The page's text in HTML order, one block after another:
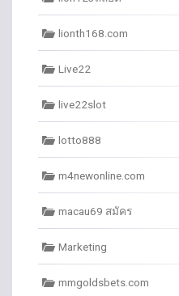
lionth168.com
Live22
live22slot
lotto888
m4newonline.com
macau69 สมัคร
Marketing
mmgoldsbets.com